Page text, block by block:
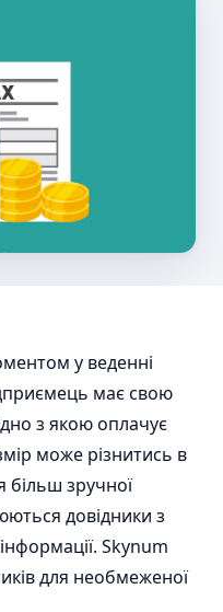
у веденні
має свою
з якою оплачує
може різнитись в
більш зручної
довідники з
Skynum
для необмеженої